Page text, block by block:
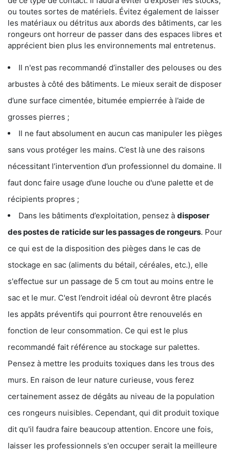
ou toutes sortes de matériels. Évitez également de laisser
les matériaux ou détritus aux abords des bâtiments, car les
rongeurs ont horreur de passer dans des espaces libres et
apprécient bien plus les environnements mal entretenus.
Il n'est pas recommandé d’installer des pelouses ou des
arbustes à côté des bâtiments. Le mieux serait de disposer
d’une surface cimentée, bitumée empierrée à l’aide de
grosses pierres ;
Il ne faut absolument en aucun cas manipuler les pièges
sans vous protéger les mains. C’est là une des raisons
nécessitant l’intervention d’un professionnel du domaine. Il
faut donc faire usage d’une louche ou d'une palette et de
récipients propres ;
Dans les bâtiments d’exploitation, pensez à disposer
des postes de raticide sur les passages de rongeurs. Pour
ce qui est de la disposition des pièges dans le cas de
stockage en sac (aliments du bétail, céréales, etc.), elle
s'effectue sur un passage de 5 cm tout au moins entre le
sac et le mur. C'est l’endroit idéal où devront être placés
les appâts préventifs qui pourront être renouvelés en
fonction de leur consommation. Ce qui est le plus
recommandé fait référence au stockage sur palettes.
Pensez à mettre les produits toxiques dans les trous des
murs. En raison de leur nature curieuse, vous ferez
certainement assez de dégâts au niveau de la population
ces rongeurs nuisibles. Cependant, qui dit produit toxique
dit qu'il faudra faire beaucoup attention. Encore une fois,
laisser les professionnels s'en occuper serait la meilleure